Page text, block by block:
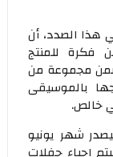
هذا الصدد، أن
فكرة للمنتج
مجموعة من
بالموسيقى
خالص.
شهر يونيو